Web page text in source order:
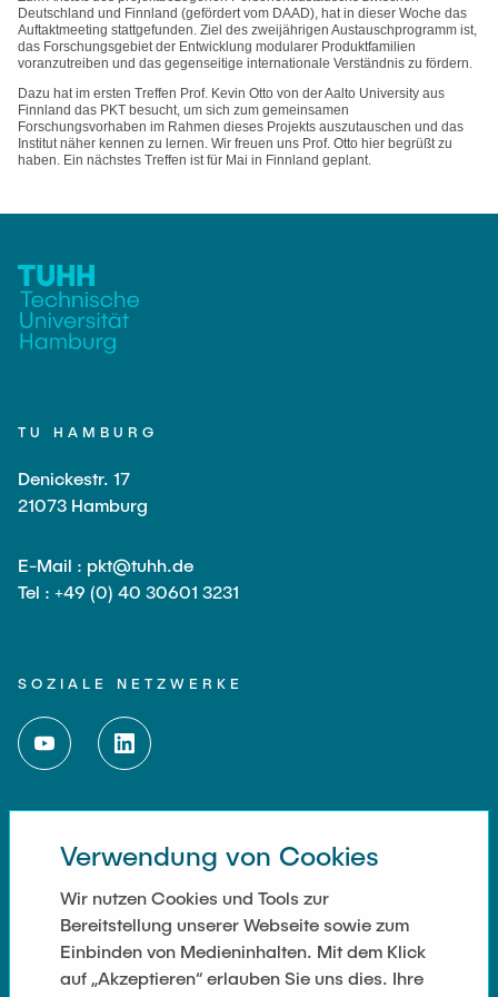
Partner
Kontakt
Anwendungsfelder
Luftfahrt
Maschinen- und Anlagenbau
Medizintechnik
Bachelor
Übersicht Konstruktionslehre
Grundlagen der KL
KL Gestalten
Vertiefte KL
Master
Fluidtechnik
NTA-Forschungskommunikation
Virtueller Demonstrationspool
Virtueller Fluidtechnik-Demonstrationspool
VERANSTALTUNGEN
Wissenschaftl. Veranstaltungen
26th International Conference on Engineering Design
(ICED27)
36. DfX-Symposium 2025
PAD International Summer School
Deutschland und Finnland (gefördert vom DAAD), hat in dieser Woche das
Auftaktmeeting stattgefunden. Ziel des zweijährigen Austauschprogramm ist,
das Forschungsgebiet der Entwicklung modularer Produktfamilien
voranzutreiben und das gegenseitige internationale Verständnis zu fördern.
Dazu hat im ersten Treffen Prof. Kevin Otto von der Aalto University aus
Finnland das PKT besucht, um sich zum gemeinsamen
Forschungsvorhaben im Rahmen dieses Projekts auszutauschen und das
Institut näher kennen zu lernen. Wir freuen uns Prof. Otto hier begrüßt zu
haben. Ein nächstes Treffen ist für Mai in Finnland geplant.
TU HAMBURG
Denickestr. 17
21073 Hamburg
E-Mail : pkt@tuhh.de
Tel : +49 (0) 40 30601 3231
SOZIALE NETZWERKE
WEITERFÜHRENDE LINKS
Impressum
Kontakt
Cookie Settings
Verwendung von Cookies
Wir nutzen Cookies und Tools zur
Bereitstellung unserer Webseite sowie zum
Einbinden von Medieninhalten. Mit dem Klick
auf „Akzeptieren“ erlauben Sie uns dies. Ihre